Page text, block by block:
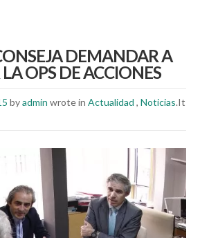
DEMANDAR A
OPS DE ACCIONES
byadmin wrote in Actualidad , Noticias.It